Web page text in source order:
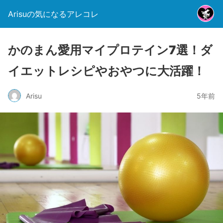
Arisuの気になるアレコレ
かのまん愛用マイプロテイン7選！ダ
イエットレシピやおやつに大活躍！
Arisu 5年前